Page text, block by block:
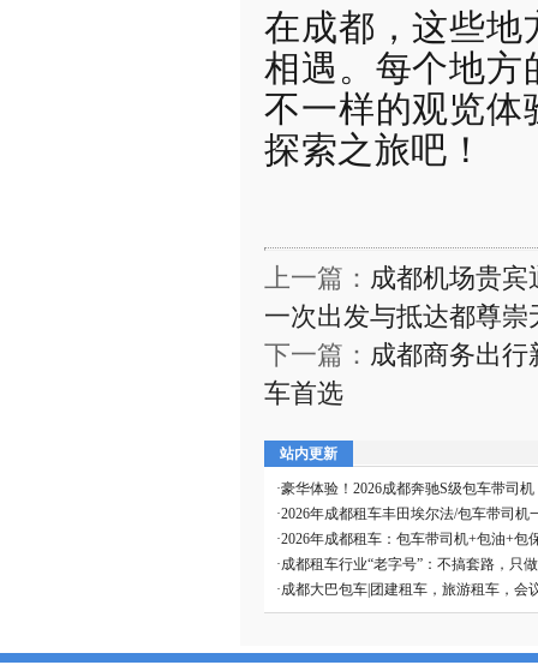
在成都，这些
相遇。每个地
不一样的观览
探索之旅吧！
上一篇： 成都机场贵宾
一次出发与抵达都尊崇
下一篇： 成都商务出行
车首选
站内更新
·豪华体验！2026成都奔驰S级包车带司
·2026年成都租车丰田埃尔法/包车带司机
·2026年成都租车：包车带司机+包油+包
·成都租车行业“老字号”：不搞套路，只
·成都大巴包车|团建租车，旅游租车，会